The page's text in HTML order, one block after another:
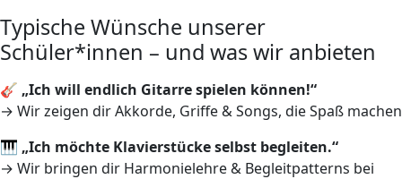
Typische Wünsche unserer
Schüler*innen – und was wir anbieten
🎸 „Ich will endlich Gitarre spielen können!“
→ Wir zeigen dir Akkorde, Griffe & Songs, die Spaß machen
🎹 „Ich möchte Klavierstücke selbst begleiten.“
→ Wir bringen dir Harmonielehre & Begleitpatterns bei